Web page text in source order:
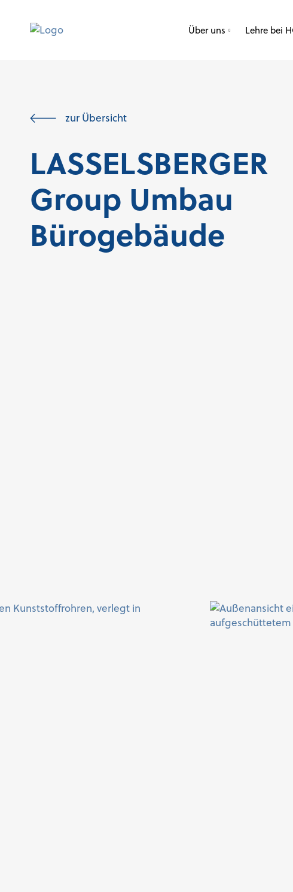
Über uns Lehre bei
zur Übersicht
LASSELSBERGER
Group Umbau
Bürogebäude